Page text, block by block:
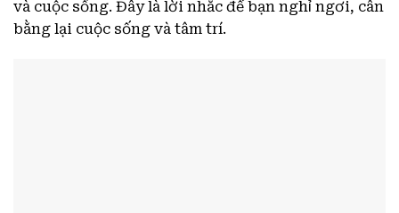
và cuộc sống. Đây là lời nhắc để bạn nghỉ ngơi, cân
bằng lại cuộc sống và tâm trí.